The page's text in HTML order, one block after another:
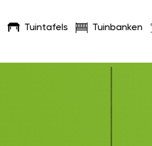
Tuintafels Tuinbanken